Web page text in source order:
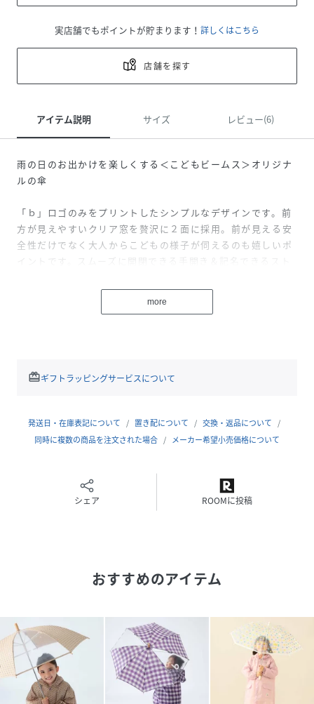
実店舗でもポイントが貯まります！ 詳しくはこちら
店舗を探す
アイテム説明 サイズ レビュー(6)
雨の日のお出かけを楽しくする＜こどもビームス＞オリジナ
ルの傘
「ｂ」ロゴのみをプリントしたシンプルなデザインです。前
方が見えやすいクリア窓を贅沢に２面に採用。前が見える安
全性だけでなく大人からこどもの様子が伺えるのも嬉しいポ
イントです。スムーズに開閉できる手開き＆記名できるスト
ご用意しており、小さなお子さまでも１人で傘を差してご使
※受け骨の素材がアルミからグラスファイバーに変更となっ
※光の当たり具合やパソコンなどの閲覧環境によって実際の
色味と異なって見える場合がございます。予めご了承くださ
こどもビームス/コドモビームス
こどもたちの豊かな感性や想像力を、よりいっそう伸ばすき
ークショップやイベントも開催しています。日々成長するこ
ものになるように、そんなお店を目指しています。
性別タイプ キッズ
原産国 中国製
more
redeemギフトラッピングサービスについて
発送日・在庫表記について 置き配について
交換・返品について
同時に複数の商品を注文された場合
メーカー希望小売価格について
シェア ROOMに投稿
おすすめのアイテム